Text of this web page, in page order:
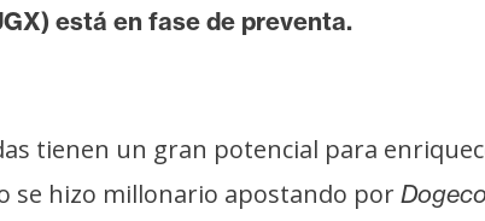
está en fase de preventa.
tienen un gran potencial para
se hizo millonario apostando por